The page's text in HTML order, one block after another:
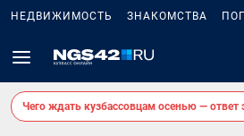
НЕДВИЖИМОСТЬ ЗНАКОМСТВА
Чего ждать кузбассовцам осенью — ответ